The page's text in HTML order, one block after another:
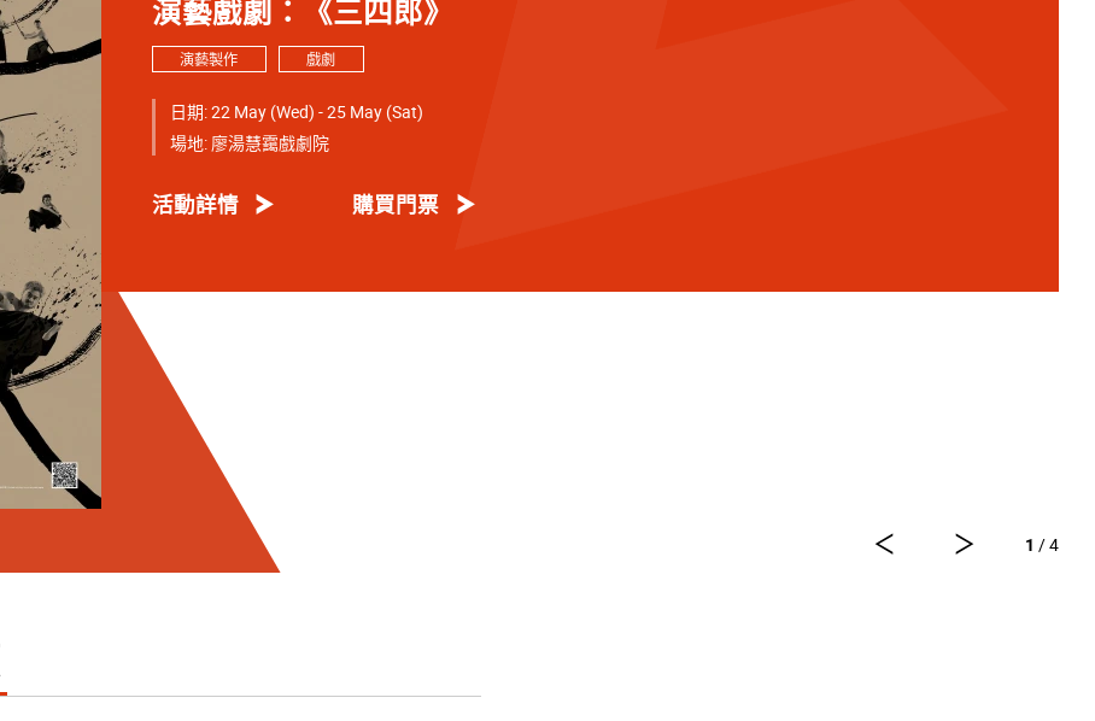
演藝戲劇：《三四郎》
演藝製作 戲劇
日期:22 May (Wed) - 25 May (Sat)
場地: 廖湯慧靄戲劇院
活動詳情 購買門票
1 / 4